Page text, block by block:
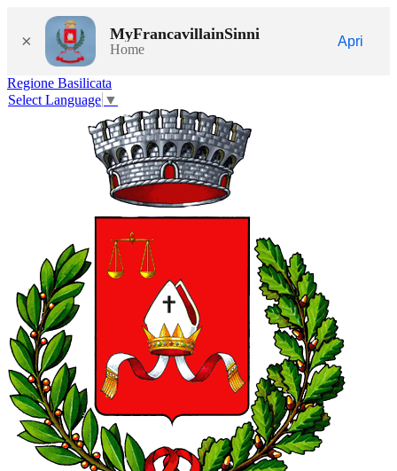
× MyFrancavillainSinni
Home
Apri
Regione Basilicata
Select Language ▼